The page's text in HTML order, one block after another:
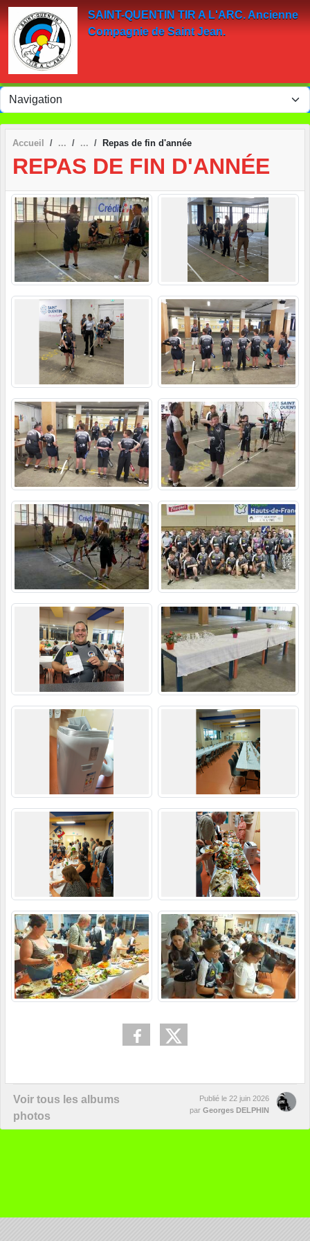
SAINT-QUENTIN TIR A L'ARC. Ancienne
Compagnie de Saint Jean.
Accueil Repas de fin d'année
REPAS DE FIN D'ANNÉE
Voir tous les albums
photos
Publié le 22 juin 2026
par Georges DELPHIN
Panneau de gestion des cookies